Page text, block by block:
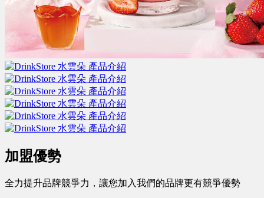
加盟優勢
全力提升品牌競爭力，讓您加入我們的品牌更有競爭優勢